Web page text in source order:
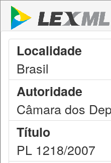
Localidade
Brasil
Autoridade
Câmara dos
Título
PL 1218/2007